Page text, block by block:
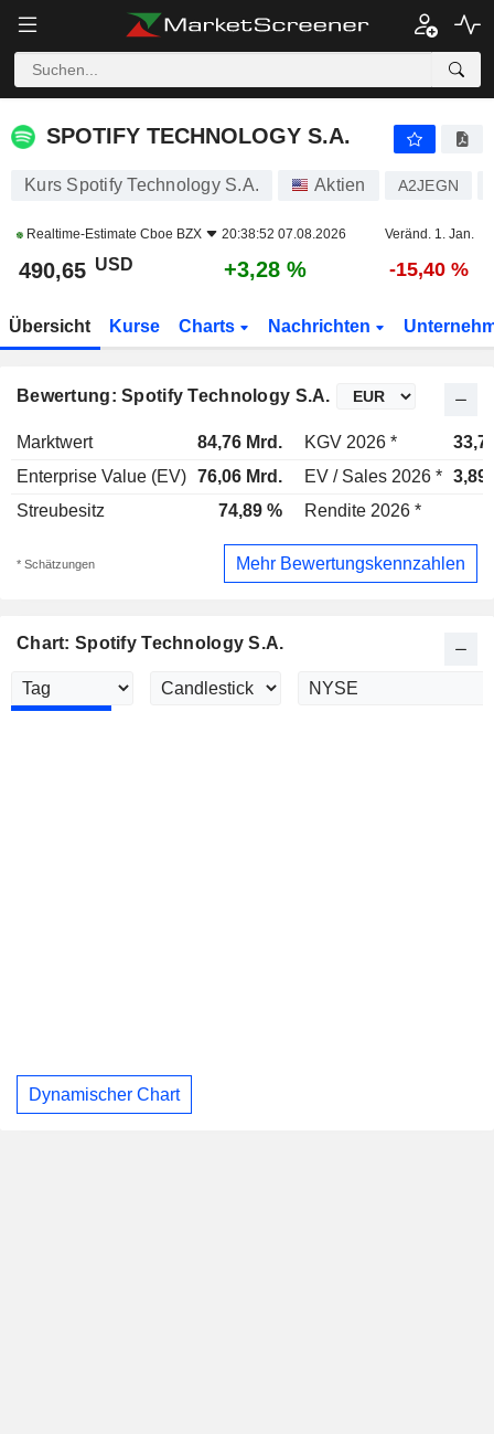
SPOTIFY TECHNOLOGY S.A.
SPOTIFY TECHNOLOGY S.A.
Kurs Spotify Technology S.A. Aktien A2JEGN
Realtime-Estimate Cboe BZX 20:38:52 07.08.2026 Veränd. 1. Jan.
490,65 USD +3,28 % -15,40 %
Übersicht Kurse Charts Nachrichten
Bewertung: Spotify Technology S.A.
Marktwert 84,76 Mrd. KGV 2026 *
Enterprise Value (EV) 76,06 Mrd. EV / Sales 2026 *
Streubesitz
74,89 % Rendite 2026 *
* Schätzungen Mehr Bewertungskennzahlen
Chart: Spotify Technology S.A.
Dynamischer Chart